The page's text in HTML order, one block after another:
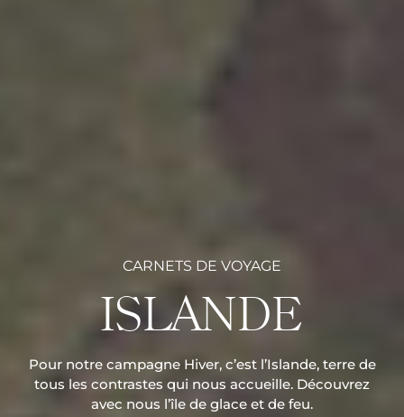
CARNETS DE VOYAGE
ISLANDE
Pour notre campagne Hiver, c’est l’Islande, terre de
tous les contrastes qui nous accueille. Découvrez
avec nous l’île de glace et de feu.